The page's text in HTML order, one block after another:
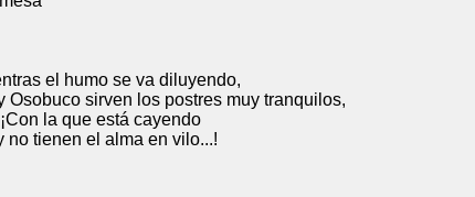
va diluyendo,
postres muy tranquilos,
cayendo
en vilo...!